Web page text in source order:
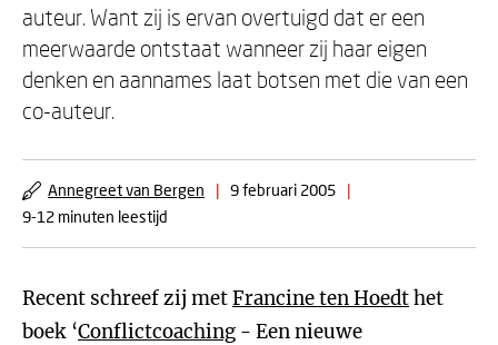
auteur. Want zij is ervan overtuigd dat er een
meerwaarde ontstaat wanneer zij haar eigen
denken en aannames laat botsen met die van een
co-auteur.
Annegreet van Bergen | 9 februari 2005
|
9-12 minuten leestijd
Recent schreef zij metFrancine ten Hoedthet
boek ‘Conflictcoaching - Een nieuwe